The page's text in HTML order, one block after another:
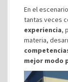
En el
tantas veces
experiencia,
materia,
mejor modo